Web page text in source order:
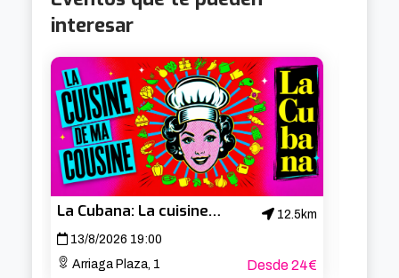
interesar
La Cubana: La cuisine de ma cousine
12.5km
13/8/2026 19:00
Arriaga Plaza, 1
Desde 24€